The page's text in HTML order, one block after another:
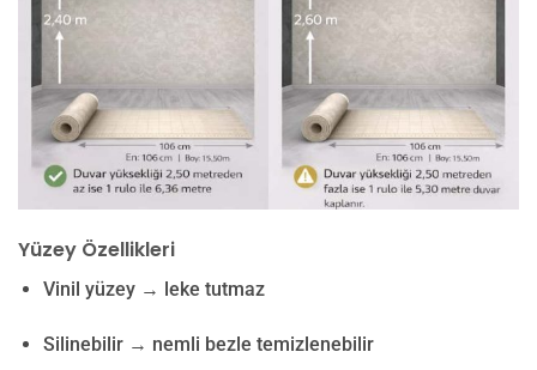
Yüzey Özellikleri
Vinil yüzey → leke tutmaz
Silinebilir → nemli bezle temizlenebilir